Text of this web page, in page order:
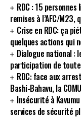
RDC : 15
remises à l’AFC/M23,
Crise en RDC: ça
quelques actions qui
Dialogue national :
participation de
RDC: face aux
Bashi-Bahavu, la
Insécurité à
services de sécurité